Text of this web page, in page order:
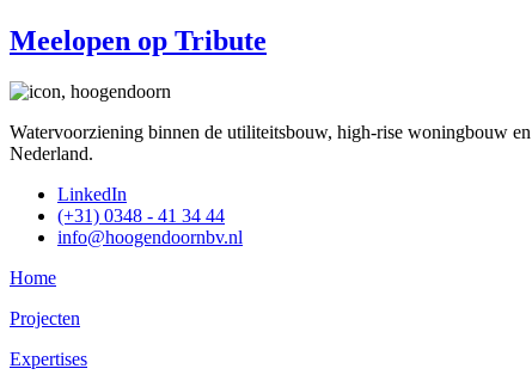
Meelopen op Tribute
Watervoorziening binnen de utiliteitsbouw, high-rise woningbouw
Nederland.
LinkedIn
(+31) 0348 - 41 34 44
info@hoogendoornbv.nl
Home
Projecten
Expertises